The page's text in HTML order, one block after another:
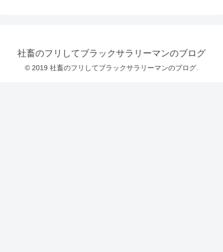
社畜のフリしてブラックサラリーマンのブログ
© 2019 社畜のフリしてブラックサラリーマンのブログ.